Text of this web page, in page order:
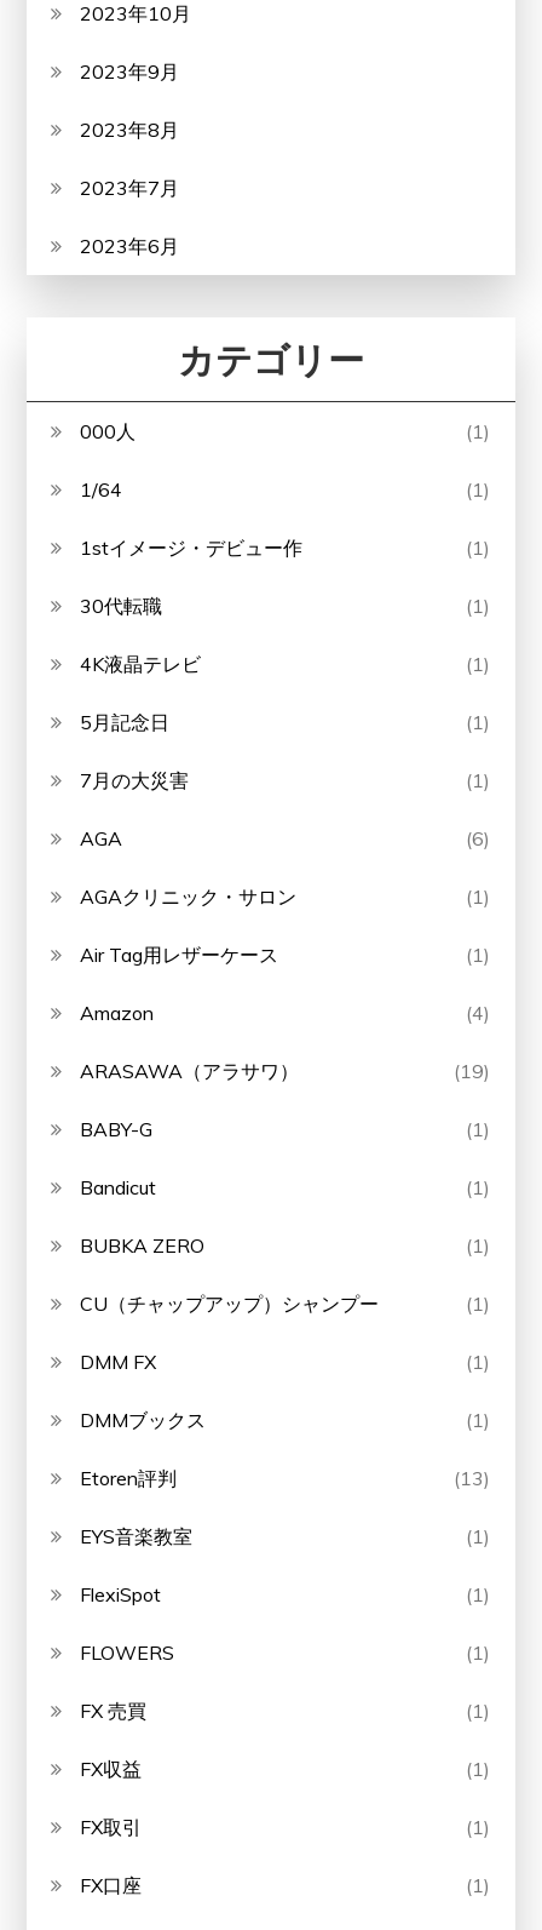
2023年10月
2023年9月
2023年8月
2023年7月
2023年6月
カテゴリー
000人 (1)
1/64 (1)
1stイメージ・デビュー作 (1)
30代転職 (1)
4K液晶テレビ (1)
5月記念日 (1)
7月の大災害 (1)
AGA (6)
AGAクリニック・サロン (1)
Air Tag用レザーケース (1)
Amazon (4)
ARASAWA（アラサワ） (19)
BABY-G (1)
Bandicut (1)
BUBKA ZERO (1)
CU（チャップアップ）シャンプー (1)
DMM FX (1)
DMMブックス (1)
Etoren評判 (13)
EYS音楽教室 (1)
FlexiSpot (1)
FLOWERS (1)
FX 売買 (1)
FX収益 (1)
FX取引 (1)
FX口座 (1)